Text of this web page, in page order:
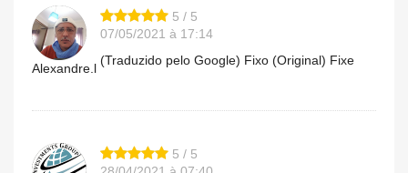
Alexandre.l
5 / 5
07/05/2021 à 17:14
(Traduzido pelo Google) Fixo (Original) Fixe
5 / 5